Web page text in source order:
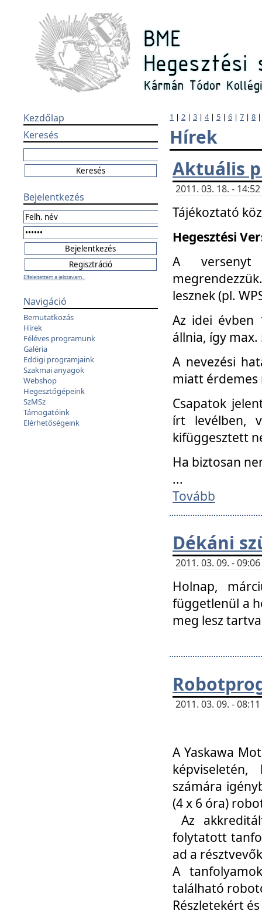
Kezdőlap
Keresés
Bejelentkezés
Elfelejtettem a jelszavam...
Navigáció
Bemutatkozás
Hírek
Féléves programunk
Galéria
Eddigi programjaink
Szakmai anyagok
Webshop
Hegesztőgépeink
SzMSz
Támogatóink
Elérhetőségeink
1 | 2 | 3 | 4| 5 | 6 | 7 | 8
Hírek
Aktuális
2011. 03. 18. -
Tájékoztató
Hegesztési
A versenyt
lesznek (pl.
Az idei évben
állnia, így
A nevezési
miatt érdemes
Csapatok
írt levélben,
kifüggesztett
Ha biztosan
...
Tovább
Dékáni
2011. 03. 09. -
Holnap,
függetlenül a
meg lesz
2011. 03. 09. -
A Yaskawa
számára
(4 x 6 óra)
Az
folytatott
ad a
A
található
Részletekért